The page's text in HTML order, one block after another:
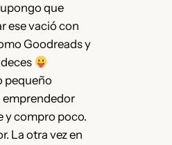
que
ese vació con
Goodreads y
pequeño
emprendedor
y compro poco.
La otra vez en